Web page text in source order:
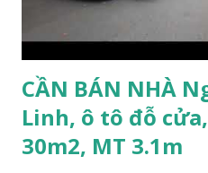
CẦN BÁN NHÀ
Linh, ô tô đỗ
30m2, MT 3.1m